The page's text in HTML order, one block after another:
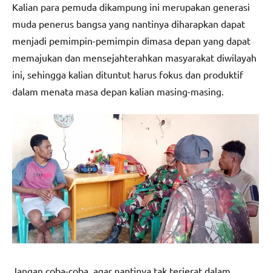
Kalian para pemuda dikampung ini merupakan generasi
muda penerus bangsa yang nantinya diharapkan dapat
menjadi pemimpin-pemimpin dimasa depan yang dapat
memajukan dan mensejahterahkan masyarakat diwilayah
ini, sehingga kalian dituntut harus fokus dan produktif
dalam menata masa depan kalian masing-masing.
Jangan coba-coba, agar nantinya tak terjerat dalam